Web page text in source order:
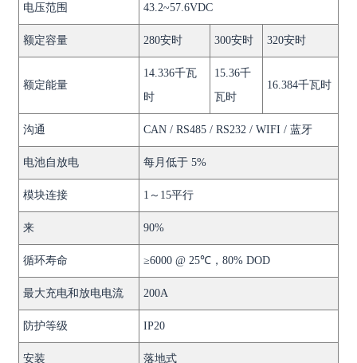
电压范围 43.2~57.6VDC
额定容量 280安时 300安时 320安时
额定能量
14.336千瓦
时
15.36千
瓦时
16.384千瓦时
沟通 CAN / RS485 / RS232 / WIFI / 蓝牙
电池自放电 每月低于 5%
模块连接 1～15平行
来 90%
循环寿命 ≥6000 @ 25℃，80% DOD
最大充电和放电电流 200A
防护等级 IP20
安装 落地式